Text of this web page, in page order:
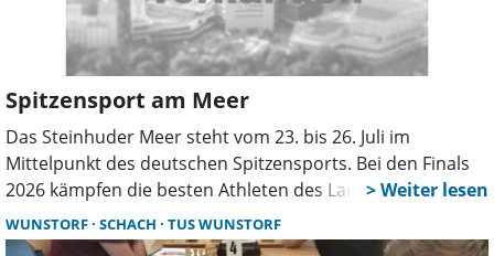
Spitzensport am Meer
Das Steinhuder Meer steht vom 23. bis 26. Juli im
Mittelpunkt des deutschen Spitzensports. Bei den Finals
2026 kämpfen die besten Athleten des Landes in den
Disziplinen Triathlon, Segeln, Surfen und Coastal Rowing
um nationale Titel. Der Eintritt ist kostenfrei.
WUNSTORF SCHACH TUS WUNSTORF